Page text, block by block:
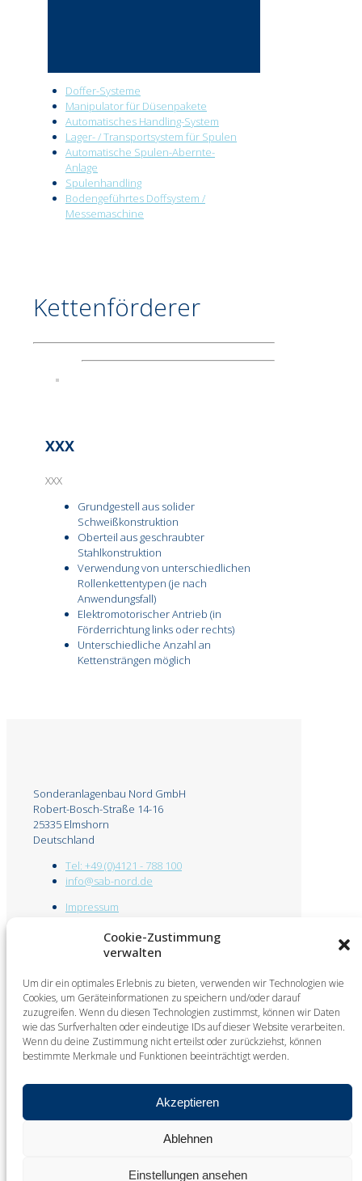
Cookie-Zustimmung
verwalten
Um dir ein optimales Erlebnis zu bieten, verwenden wir Technologien wie
Cookies, um Geräteinformationen zu speichern und/oder darauf
zuzugreifen. Wenn du diesen Technologien zustimmst, können wir Daten
wie das Surfverhalten oder eindeutige IDs auf dieser Website verarbeiten.
Wenn du deine Zustimmung nicht erteilst oder zurückziehst, können
bestimmte Merkmale und Funktionen beeinträchtigt werden.
Akzeptieren
Ablehnen
Einstellungen ansehen
Doffer-Systeme
Manipulator für Düsenpakete
Automatisches Handling-System
Lager- / Transportsystem für Spulen
Automatische Spulen-Abernte-
Anlage
Spulenhandling
Bodengeführtes Doffsystem /
Messemaschine
Kettenförderer
XXX
XXX
Grundgestell aus solider
Schweißkonstruktion
Oberteil aus geschraubter
Stahlkonstruktion
Verwendung von unterschiedlichen
Rollenkettentypen (je nach
Anwendungsfall)
Elektromotorischer Antrieb (in
Förderrichtung links oder rechts)
Unterschiedliche Anzahl an
Kettensträngen möglich
Sonderanlagenbau Nord GmbH
Robert-Bosch-Straße 14-16
25335 Elmshorn
Deutschland
Tel: +49 (0)4121 - 788 100
info@sab-nord.de
Impressum
© 2025 Sonderanlagenbau Nord GmbH. All Rights
Reserved. Design byKW
Doffer-Systeme
Manipulator für Düsenpakete
Automatische Spulen-Abernte-Anlage
Spulenhandling
Bodengeführtes Doffsystem /